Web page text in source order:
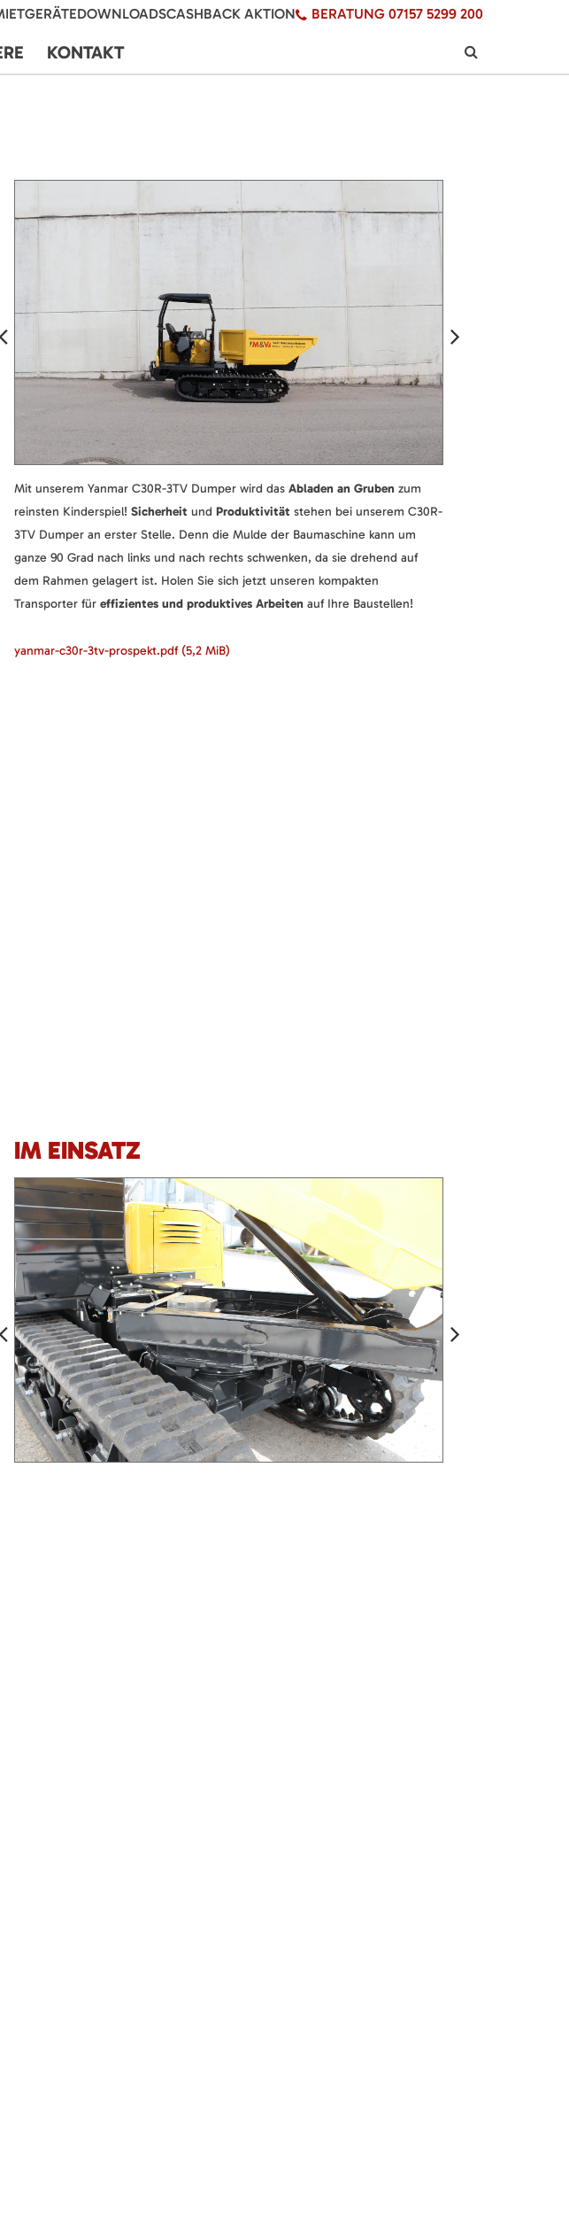
DOWNLOADSCASHBACK AKTION BERATUNG 07157 5299 200
KONTAKT
Mit unserem Yanmar C30R-3TV Dumper wird das Abladen an Gruben zum
reinsten Kinderspiel! Sicherheit und Produktivität stehen bei unserem C30R-
3TV Dumper an erster Stelle. Denn die Mulde der Baumaschine kann um
ganze 90 Grad nach links und nach rechts schwenken, da sie drehend auf
dem Rahmen gelagert ist. Holen Sie sich jetzt unseren kompakten
Transporter für effizientes und produktives Arbeiten auf Ihre Baustellen!
yanmar-c30r-3tv-prospekt.pdf (5,2 MiB)
IM EINSATZ